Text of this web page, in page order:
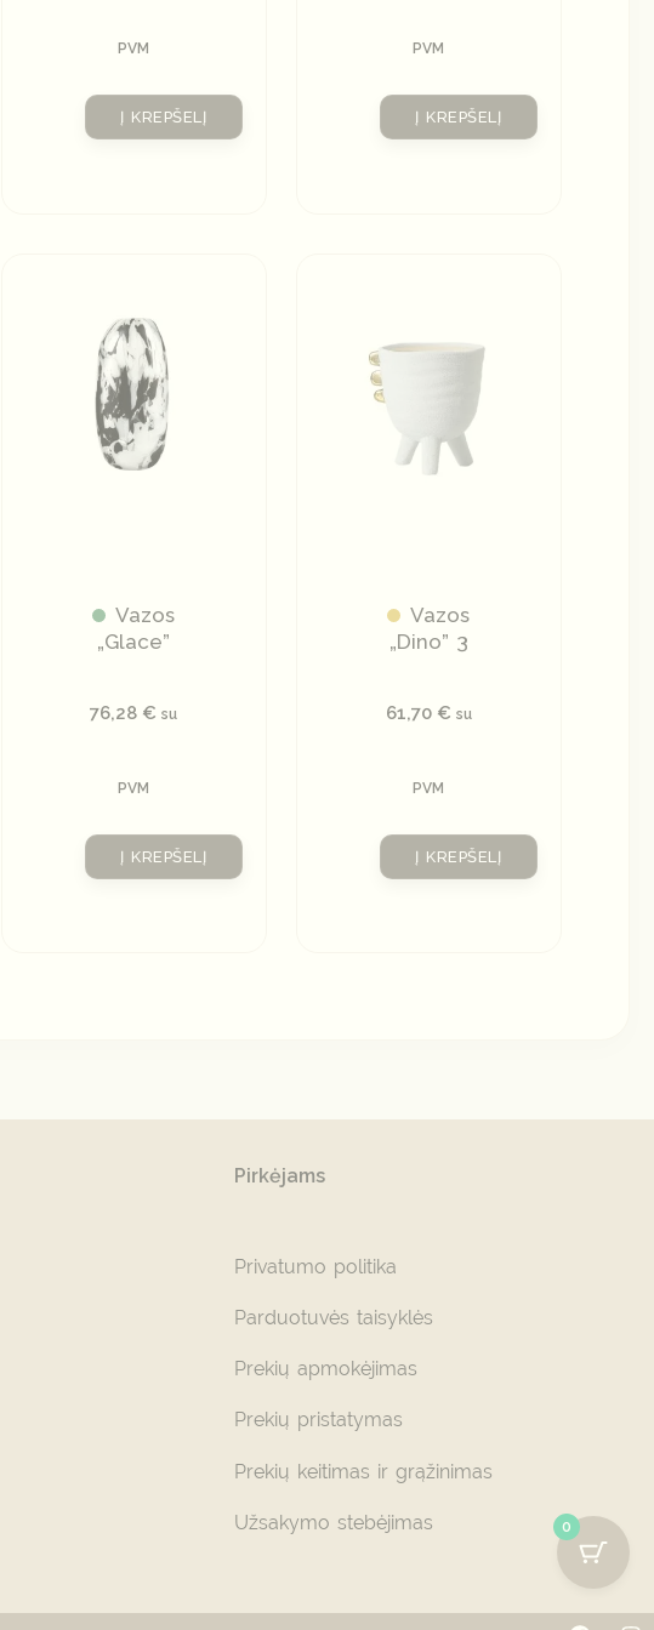
PVM
Į KREPŠELĮ
PVM
Į KREPŠELĮ
Vazos
„Glace”
76,28 € su
PVM
Į KREPŠELĮ
Vazos
„Dino” 3
61,70 € su
PVM
Į KREPŠELĮ
Pirkėjams
Privatumo politika
Parduotuvės taisyklės
Prekių apmokėjimas
Prekių pristatymas
Prekių keitimas ir grąžinimas
Užsakymo stebėjimas 0